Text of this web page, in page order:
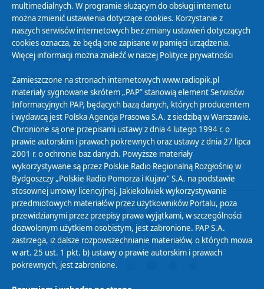
Polityka Prywatności
Zasady korzystania z Serwisu
Organizacje Pożytku Publicznego
Cyfryzacja DAB+
Polityka ochrony danych osobowych
Abonament
Zamówienia publiczne
Biuletyn Informacji Publicznej
multimedialnych. W programie służącym do obsługi internetu
można zmienić ustawienia dotyczące cookies. Korzystanie z
naszych serwisów internetowych bez zmiany ustawień dotyczących
cookies oznacza, że będą one zapisane w pamięci urządzenia.
Więcej informacji można znaleźć w naszej Polityce prywatności
Zamieszczone na stronach internetowych www.radiopik.pl
materiały sygnowane skrótem „PAP” stanowią element Serwisów
Informacyjnych PAP, będących bazą danych, których producentem
i wydawcą jest Polska Agencja Prasowa S.A. z siedzibą w Warszawie.
Chronione są one przepisami ustawy z dnia 4 lutego 1994 r. o
prawie autorskim i prawach pokrewnych oraz ustawy z dnia 27 lipca
2001 r. o ochronie baz danych. Powyższe materiały
wykorzystywane są przez Polskie Radio Regionalną Rozgłośnię w
Bydgoszczy „Polskie Radio Pomorza i Kujaw” S.A. na podstawie
stosownej umowy licencyjnej. Jakiekolwiek wykorzystywanie
przedmiotowych materiałów przez użytkowników Portalu, poza
przewidzianymi przez przepisy prawa wyjątkami, w szczególności
dozwolonym użytkiem osobistym, jest zabronione. PAP S.A.
zastrzega, iż dalsze rozpowszechnianie materiałów, o których mowa
w art. 25 ust. 1 pkt. b) ustawy o prawie autorskim i prawach
pokrewnych, jest zabronione.